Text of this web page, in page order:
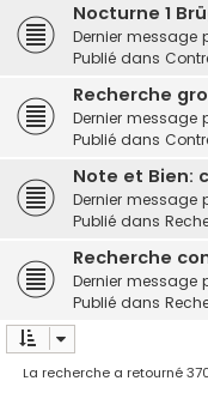
Nocturne 1
Dernier message
Publié dans
Recherche
Dernier message
Publié dans
Note et Bien:
Dernier message
Publié dans
Recherche
Dernier message
Publié dans
La recherche a retourné